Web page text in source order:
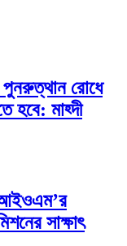
পুনরুত্থান রোধে
হবে: মাহ্দী
আইওএম’র
সাক্ষাৎ